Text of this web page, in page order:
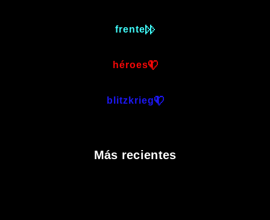
frente
héroes
blitzkrieg
Más recientes